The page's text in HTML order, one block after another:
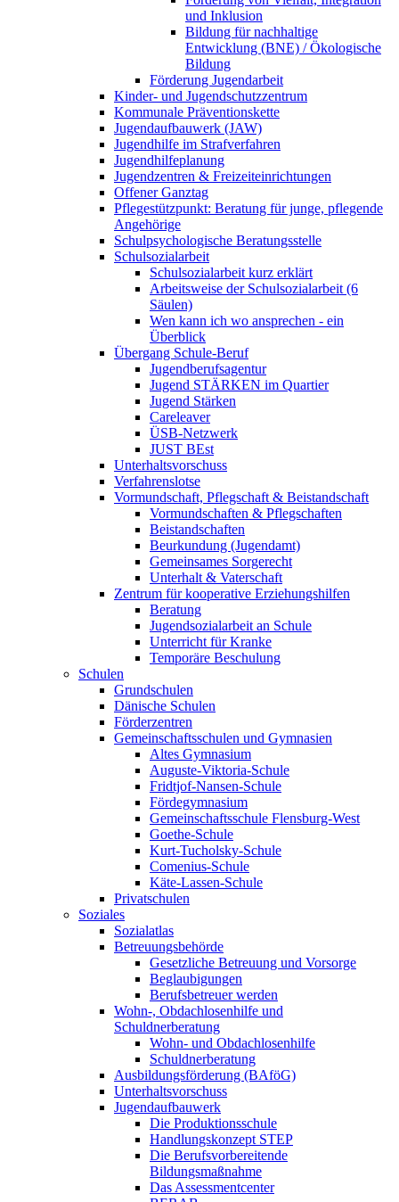
und Inklusion
Bildung für nachhaltige
Entwicklung (BNE) / Ökologische
Bildung
Förderung Jugendarbeit
Kinder- und Jugendschutzzentrum
Kommunale Präventionskette
Jugendaufbauwerk (JAW)
Jugendhilfe im Strafverfahren
Jugendhilfeplanung
Jugendzentren & Freizeiteinrichtungen
Offener Ganztag
Pflegestützpunkt: Beratung für junge, pflegende
Angehörige
Schulpsychologische Beratungsstelle
Schulsozialarbeit
Schulsozialarbeit kurz erklärt
Arbeitsweise der Schulsozialarbeit (6
Säulen)
Wen kann ich wo ansprechen - ein
Überblick
Übergang Schule-Beruf
Jugendberufsagentur
Jugend STÄRKEN im Quartier
Jugend Stärken
Careleaver
ÜSB-Netzwerk
JUST BEst
Unterhaltsvorschuss
Verfahrenslotse
Vormundschaft, Pflegschaft & Beistandschaft
Vormundschaften & Pflegschaften
Beistandschaften
Beurkundung (Jugendamt)
Gemeinsames Sorgerecht
Unterhalt & Vaterschaft
Zentrum für kooperative Erziehungshilfen
Beratung
Jugendsozialarbeit an Schule
Unterricht für Kranke
Temporäre Beschulung
Schulen
Grundschulen
Dänische Schulen
Förderzentren
Gemeinschaftsschulen und Gymnasien
Altes Gymnasium
Auguste-Viktoria-Schule
Fridtjof-Nansen-Schule
Fördegymnasium
Gemeinschaftsschule Flensburg-West
Goethe-Schule
Kurt-Tucholsky-Schule
Comenius-Schule
Käte-Lassen-Schule
Privatschulen
Soziales
Sozialatlas
Betreuungsbehörde
Gesetzliche Betreuung und Vorsorge
Beglaubigungen
Berufsbetreuer werden
Wohn-, Obdachlosenhilfe und
Schuldnerberatung
Wohn- und Obdachlosenhilfe
Schuldnerberatung
Ausbildungsförderung (BAföG)
Unterhaltsvorschuss
Jugendaufbauwerk
Die Produktionsschule
Handlungskonzept STEP
Die Berufsvorbereitende
Bildungsmaßnahme
Das Assessmentcenter